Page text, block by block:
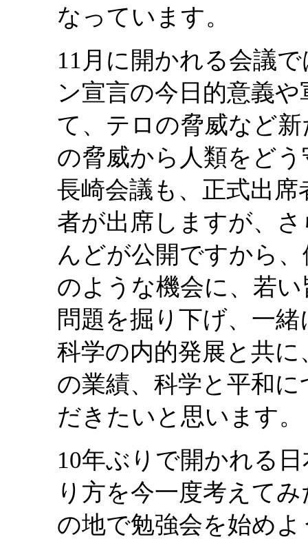
なっています。
11月に開かれる会議
ン宣言の今日的意義
て、テロの脅威など
の脅威から人類をど
長崎会議も、正式出
者が出席しますが、
んどが公開ですから
のような機会に、若
問題を掘り下げ、一
科学の内的発展と共
の業績、科学と平和
だきたいと思います。
10年ぶりで開かれる
り方を今一度考えて
の地で勉強会を始め